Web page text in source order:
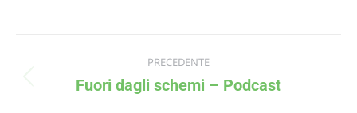
PRECEDENTE
Fuori dagli schemi – Podcast